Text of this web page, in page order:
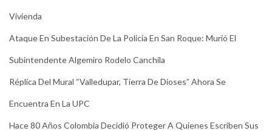
Vivienda
Ataque En Subestación De La Policía En San Roque: Murió El
Subintendente Algemiro Rodelo Canchila
Réplica Del Mural “Valledupar, Tierra De Dioses” Ahora Se
Encuentra En La UPC
Hace 80 Años Colombia Decidió Proteger A Quienes Escriben Sus